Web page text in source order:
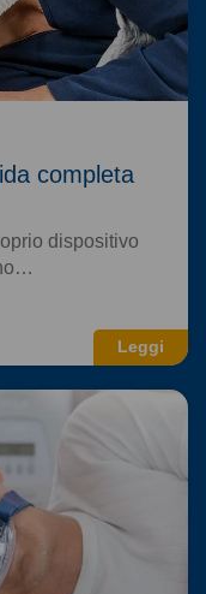
Leggi
completa
dispositivo